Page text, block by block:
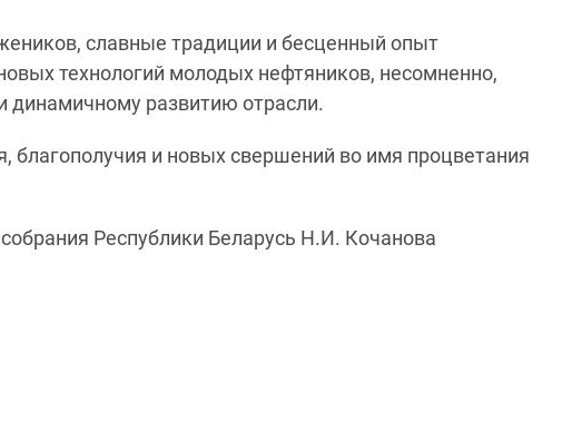
славные традиции и бесценный опыт
технологий молодых нефтяников, несомненно,
динамичному развитию отрасли.
и новых свершений во имя процветания
Республики Беларусь Н.И. Кочанова